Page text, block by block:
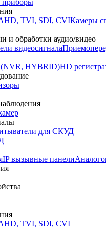
приборы
TVI, SDI, CVIКамеры
и обработки аудио/видео
видеосигнала
(NVR, HYBRID)HD
для СКУД
IP вызывные панели
TVI, SDI, CVI